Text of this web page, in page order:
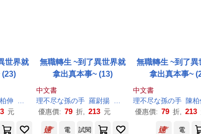
世界就
(23)
伸
シロタカ
元
無職轉生 ~到了異世界就
拿出真本事~ (13)
中文書
理不尽な孫の手 羅尉揚
シロタカ
優惠價: 79 折, 213 元
無職轉生 ~到了異
拿出真本事~
中文書
理不尽な孫の手 陳柏
優惠價: 79 折, 213
電 試閱 電